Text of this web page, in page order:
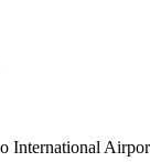
International